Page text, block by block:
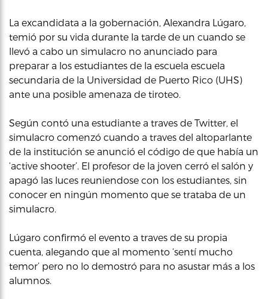
La excandidata a la gobernación, Alexandra Lúgaro,
temió por su vida durante la tarde de un cuando se
llevó a cabo un simulacro no anunciado para
preparar a los estudiantes de la escuela escuela
secundaria de la Universidad de Puerto Rico (UHS)
ante una posible amenaza de tiroteo.
Según contó una estudiante a traves de Twitter, el
simulacro comenzó cuando a traves del altoparlante
de la institución se anunció el código de que había un
‘active shooter’. El profesor de la joven cerró el salón y
apagó las luces reuniendose con los estudiantes, sin
conocer en ningún momento que se trataba de un
simulacro.
Lúgaro confirmó el evento a traves de su propia
cuenta, alegando que al momento ‘sentí mucho
temor’ pero no lo demostró para no asustar más a los
alumnos.